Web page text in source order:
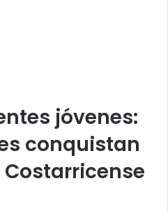
jóvenes:
conquistan